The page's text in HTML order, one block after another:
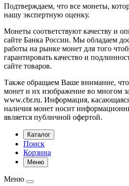
Подтверждаем, что все монеты,
нашу экспертную оценку.
Монеты соответствуют качеству и
сайте Банка России. Мы обладаем
работы на рынке монет для того
гарантировать качество и
сайте товаров.
Также обращаем Ваше внимание,
монет и их изображение во многом
www.cbr.ru. Информация,
наличия монет носит
является публичной офертой.
Каталог
Поиск
Корзина
Меню
Меню